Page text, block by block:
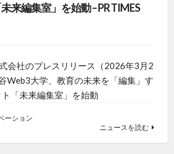
来編集室」を始動 – PR TIMES
会社のプレスリリース（2026年3月2
Web3大学、教育の未来を「編集」す
「未来編集室」を始動
ーション
ニュースを読む